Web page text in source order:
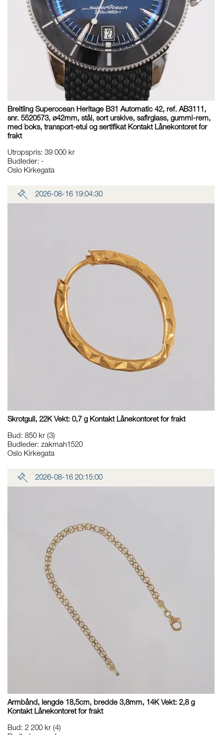
Breitling Superocean Heritage B31 Automatic 42, ref. AB3111,
snr. 5520573, ø42mm, stål, sort urskive, safirglass, gummi-rem,
med boks, transport-etui og sertifikat Kontakt Lånekontoret for
frakt
Utropspris: 39 000 kr
Budleder: -
Oslo Kirkegata
2026-08-16 19:04:30
Skrotgull, 22K Vekt: 0,7 g Kontakt Lånekontoret for frakt
Bud: 850 kr (3)
Budleder: zakmah1520
Oslo Kirkegata
2026-08-16 20:15:00
Armbånd, lengde 18,5cm, bredde 3,8mm, 14K Vekt: 2,8 g
Kontakt Lånekontoret for frakt
Bud: 2 200 kr (4)